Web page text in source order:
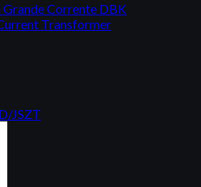
Corrente DBK
JSZT